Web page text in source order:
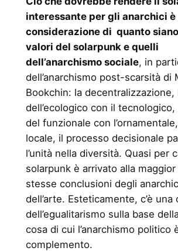
interessante per gli anarchici è
considerazione di quanto
valori del solarpunk e quelli
dell’anarchismo sociale, in
dell’anarchismo post-scarsità di
Bookchin: la decentralizzazione,
dell’ecologico con il
del funzionale con
locale, il processo decisionale
l’unità nella diversità. Quasi per
solarpunk è arrivato ​​alla
stesse conclusioni degli
dell’arte. Esteticamente, c’è una
dell’egualitarismo sulla base
cosa di cui l’anarchismo politico
complemento.